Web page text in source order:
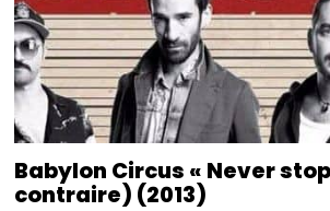
Babylon Circus « Never
contraire) (2013)